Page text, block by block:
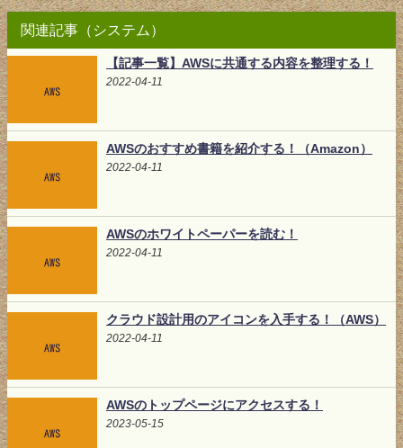
関連記事（システム）
【記事一覧】AWSに共通する内容を整理する！
2022-04-11
AWSのおすすめ書籍を紹介する！（Amazon）
2022-04-11
AWSのホワイトペーパーを読む！
2022-04-11
クラウド設計用のアイコンを入手する！（AWS）
2022-04-11
AWSのトップページにアクセスする！
2023-05-15